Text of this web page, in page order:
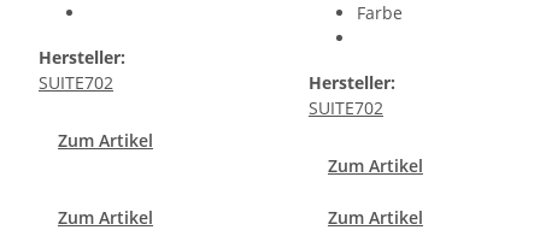
Hersteller:
SUITE702
Zum Artikel
Farbe
Hersteller:
SUITE702
Zum Artikel
Zum Artikel Zum Artikel